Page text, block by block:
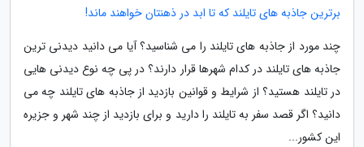
برترین جاذبه های تایلند که تا ابد در ذهنتان خواهند ماند!
چند مورد از جاذبه های تایلند را می شناسید؟ آیا می دانید دیدنی ترین
جاذبه های تایلند در کدام شهرها قرار دارند؟ در پی چه نوع دیدنی هایی
در تایلند هستید؟ از شرایط و قوانین بازدید از جاذبه های تایلند چه می
دانید؟ اگر قصد سفر به تایلند را دارید و برای بازدید از چند شهر و جزیره
این کشور...